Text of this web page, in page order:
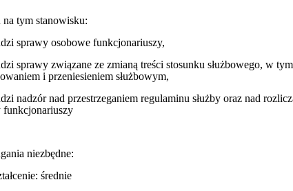
na tym stanowisku:
sprawy osobowe funkcjonariuszy,
sprawy związane ze zmianą treści stosunku służbowego, w
i przeniesieniem służbowym,
nadzór nad przestrzeganiem regulaminu służby oraz nad
funkcjonariuszy
niezbędne:
średnie